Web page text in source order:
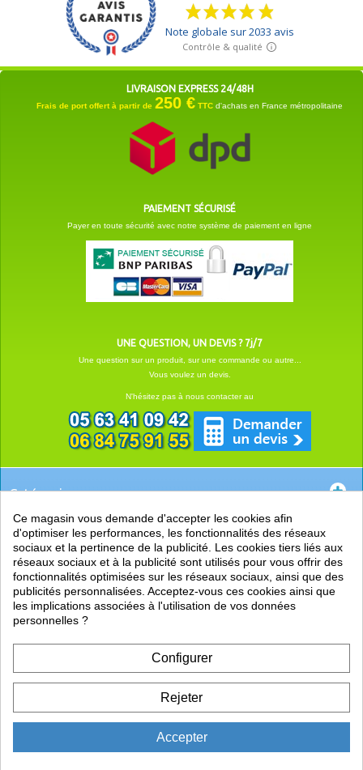
LIVRAISON EXPRESS 24/48H
Frais de port offert à partir de 250 € TTC d'achats en France métropolitaine
PAIEMENT SÉCURISÉ
Payer en toute sécurité avec notre système de paiement en ligne
UNE QUESTION, UN DEVIS ? 7j/7
Une question sur un produit, sur une commande ou autre...
Vous voulez un devis.
N'hésitez pas à nous contacter au
Catégories
EN SAVOIR +
PRATIQUE
LIENS
Ce magasin vous demande d'accepter les cookies afin
d'optimiser les performances, les fonctionnalités des réseaux
sociaux et la pertinence de la publicité. Les cookies tiers liés aux
réseaux sociaux et à la publicité sont utilisés pour vous offrir des
fonctionnalités optimisées sur les réseaux sociaux, ainsi que des
publicités personnalisées. Acceptez-vous ces cookies ainsi que
les implications associées à l'utilisation de vos données
personnelles ?
Configurer
Rejeter
Accepter